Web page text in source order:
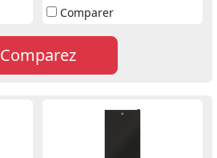
Comparer
Comparez